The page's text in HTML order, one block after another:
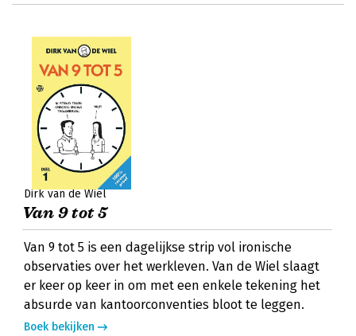
Dirk van de Wiel
Van 9 tot 5
Van 9 tot 5 is een dagelijkse strip vol ironische
observaties over het werkleven. Van de Wiel slaagt
er keer op keer in om met een enkele tekening het
absurde van kantoorconventies bloot te leggen.
Boek bekijken